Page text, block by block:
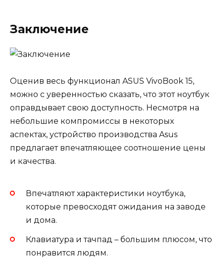
Заключение
Оценив весь функционал ASUS VivoBook 15,
можно с уверенностью сказать, что этот ноутбук
оправдывает свою доступность. Несмотря на
небольшие компромиссы в некоторых
аспектах, устройство производства Asus
предлагает впечатляющее соотношение цены
и качества.
Впечатляют характеристики ноутбука,
которые превосходят ожидания на заводе
и дома.
Клавиатура и тачпад – большим плюсом, что
понравится людям.